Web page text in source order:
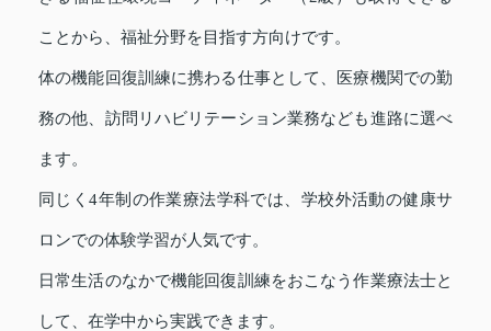
ことから、福祉分野を目指す方向けです。
体の機能回復訓練に携わる仕事として、医療機関での勤
務の他、訪問リハビリテーション業務なども進路に選べ
ます。
同じく4年制の作業療法学科では、学校外活動の健康サ
ロンでの体験学習が人気です。
日常生活のなかで機能回復訓練をおこなう作業療法士と
して、在学中から実践できます。